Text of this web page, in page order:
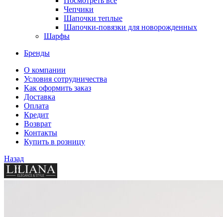
Чепчики
Шапочки теплые
Шапочки-повязки для новорожденных
Шарфы
Бренды
О компании
Условия сотрудничества
Как оформить заказ
Доставка
Оплата
Кредит
Возврат
Контакты
Купить в розницу
Назад